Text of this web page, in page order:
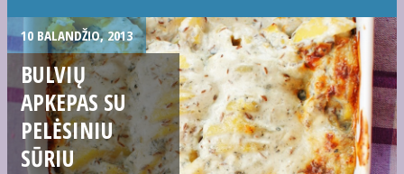
10 BALANDŽIO, 2013
BULVIŲ
APKEPAS SU
PELĖSINIU
SŪRIU